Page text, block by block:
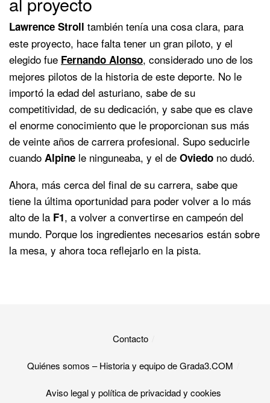
Lawrence Stroll también tenía una cosa clara, para
este proyecto, hace falta tener un gran piloto, y el
elegido fue Fernando Alonso, considerado uno de los
mejores pilotos de la historia de este deporte. No le
importó la edad del asturiano, sabe de su
competitividad, de su dedicación, y sabe que es clave
el enorme conocimiento que le proporcionan sus más
de veinte años de carrera profesional. Supo seducirle
cuando Alpine le ninguneaba, y el de Oviedo no dudó.
Ahora, más cerca del final de su carrera, sabe que
tiene la última oportunidad para poder volver a lo más
alto de la F1, a volver a convertirse en campeón del
mundo. Porque los ingredientes necesarios están sobre
la mesa, y ahora toca reflejarlo en la pista.
Contacto
Quiénes somos – Historia y equipo de Grada3.COM
Aviso legal y política de privacidad y cookies​